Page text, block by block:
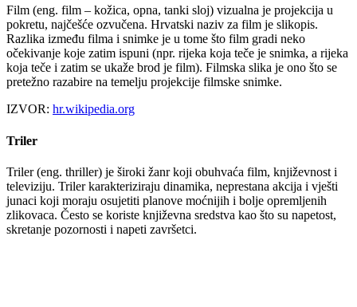
Film (eng. film – kožica, opna, tanki sloj) vizualna je projekcija u
pokretu, najčešće ozvučena. Hrvatski naziv za film je slikopis.
Razlika između filma i snimke je u tome što film gradi neko
očekivanje koje zatim ispuni (npr. rijeka koja teče je snimka, a rijeka
koja teče i zatim se ukaže brod je film). Filmska slika je ono što se
pretežno razabire na temelju projekcije filmske snimke.
IZVOR: hr.wikipedia.org
Triler
Triler (eng. thriller) je široki žanr koji obuhvaća film, književnost i
televiziju. Triler karakteriziraju dinamika, neprestana akcija i vješti
junaci koji moraju osujetiti planove moćnijih i bolje opremljenih
zlikovaca. Često se koriste književna sredstva kao što su napetost,
skretanje pozornosti i napeti završetci.